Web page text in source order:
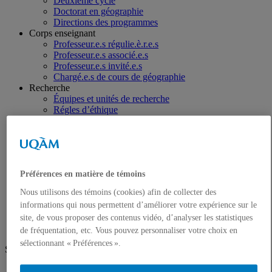
Doctorat en géographie
Directions des programmes
Corps enseignant
Professeur.e.s régulie.è.r.e.s
Professeur.e.s associé.e.s
Professeur.e.s invité.e.s
Chargé.e.s de cours de géographie
Recherche
Équipes et unités de recherche
Régles d’éthique
Mémoires et thèses
Médias
Revue de presse
Nous joindre
Suivez-nous
Préférences en matière de témoins
Nous utilisons des témoins (cookies) afin de collecter des
informations qui nous permettent d’améliorer votre expérience sur le
site, de vous proposer des contenus vidéo, d’analyser les statistiques
de fréquentation, etc. Vous pouvez personnaliser votre choix en
sélectionnant « Préférences ».